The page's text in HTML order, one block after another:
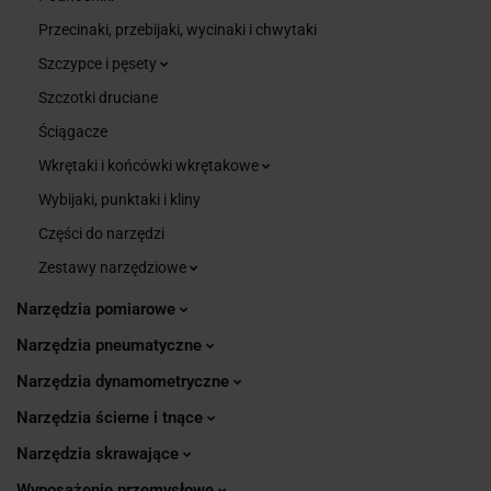
Przecinaki, przebijaki, wycinaki i chwytaki
Szczypce i pęsety
Szczotki druciane
Ściągacze
Wkrętaki i końcówki wkrętakowe
Wybijaki, punktaki i kliny
Części do narzędzi
Zestawy narzędziowe
Narzędzia pomiarowe
Narzędzia pneumatyczne
Narzędzia dynamometryczne
Narzędzia ścierne i tnące
Narzędzia skrawające